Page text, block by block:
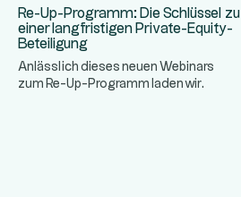
Re-Up-Programm: Die Schlüssel zu
einer langfristigen Private-Equity-
Beteiligung
Anlässlich dieses neuen Webinars
zum Re-Up-Programm laden wir